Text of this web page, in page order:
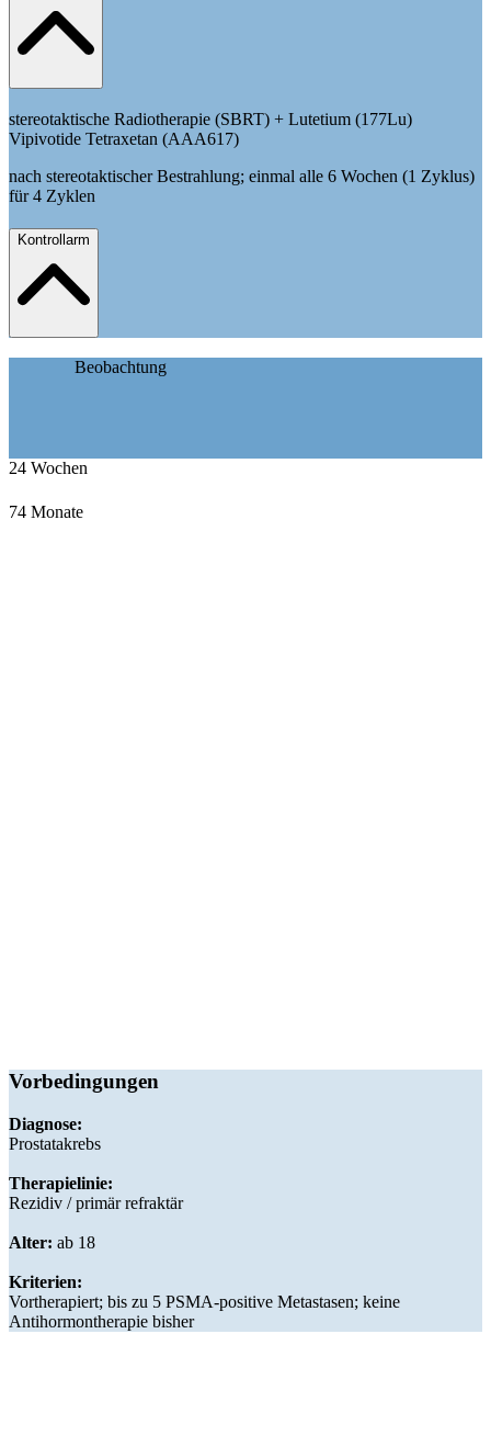
stereotaktische Radiotherapie (SBRT) + Lutetium (177Lu)
Vipivotide Tetraxetan (AAA617)
nach stereotaktischer Bestrahlung; einmal alle 6 Wochen (1 Zyklus)
für 4 Zyklen
Kontrollarm
Beobachtung
24 Wochen
74 Monate
Vorbedingungen
Diagnose:
Prostatakrebs
Therapielinie:
Rezidiv / primär refraktär
Alter: ab 18
Kriterien:
Vortherapiert; bis zu 5 PSMA-positive Metastasen; keine
Antihormontherapie bisher